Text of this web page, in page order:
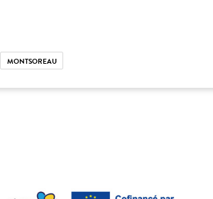
MONTSOREAU